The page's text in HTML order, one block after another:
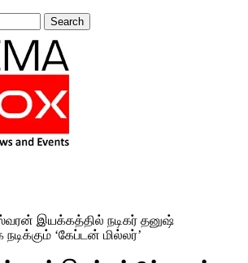
இயக்கத்தில் நடிகர் தனுஷ்
‘கேப்டன் மில்லர்’